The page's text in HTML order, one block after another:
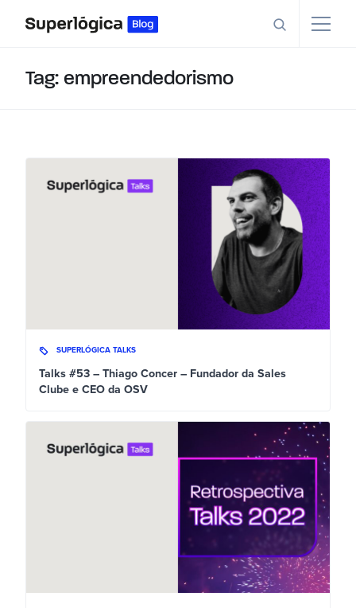
Tag: empreendedorismo
SUPERLÓGICA TALKS
Talks #53 – Thiago Concer – Fundador da Sales
Clube e CEO da OSV